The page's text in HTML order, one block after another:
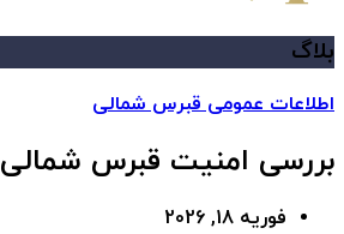
بلاگ
اطلاعات عمومی قبرس شمالی
بررسی امنیت قبرس شمالی
فوریه 18, 2026